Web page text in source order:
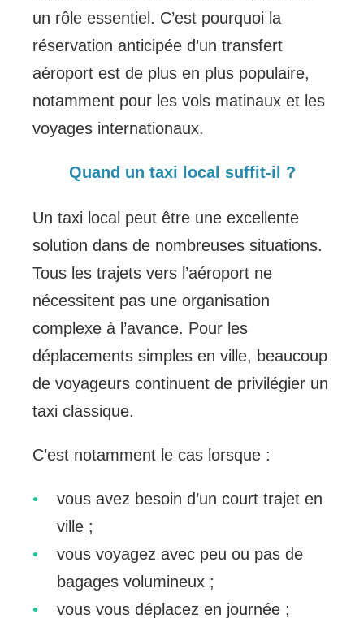
un rôle essentiel. C’est pourquoi la
réservation anticipée d’un transfert
aéroport est de plus en plus populaire,
notamment pour les vols matinaux et les
voyages internationaux.
Quand un taxi local suffit-il ?
Un taxi local peut être une excellente
solution dans de nombreuses situations.
Tous les trajets vers l’aéroport ne
nécessitent pas une organisation
complexe à l’avance. Pour les
déplacements simples en ville, beaucoup
de voyageurs continuent de privilégier un
taxi classique.
C’est notamment le cas lorsque :
vous avez besoin d’un court trajet en
ville ;
vous voyagez avec peu ou pas de
bagages volumineux ;
vous vous déplacez en journée ;